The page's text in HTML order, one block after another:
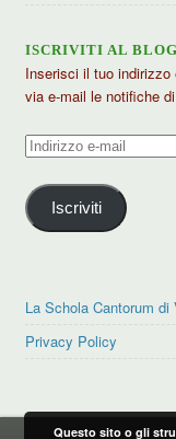
ISCRIVITI AL
Inserisci il tuo
via e-mail le notifiche
Indirizzo
mail
Iscriviti
La Schola Cantorum di
Privacy Policy
Questo sito o gli